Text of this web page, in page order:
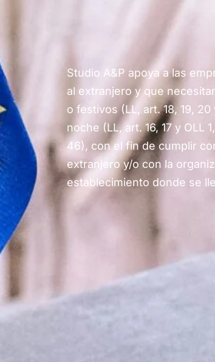
Studio A&P apoya a las
al extranjero y que
o festivos (LL, art. 18, 19,
noche (LL, art. 16, 17 y OLL
46), con el fin de cumplir
extranjero y/o con la
establecimiento donde se